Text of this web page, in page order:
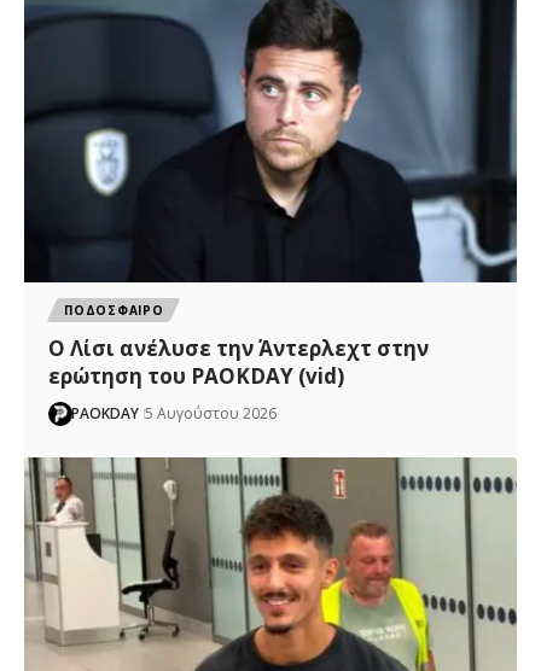
ΠΟΔΟΣΦΑΙΡΟ
Ο Λίσι ανέλυσε την Άντερλεχτ στην
ερώτηση του PAOKDAY (vid)
PAOKDAY 5 Αυγούστου 2026